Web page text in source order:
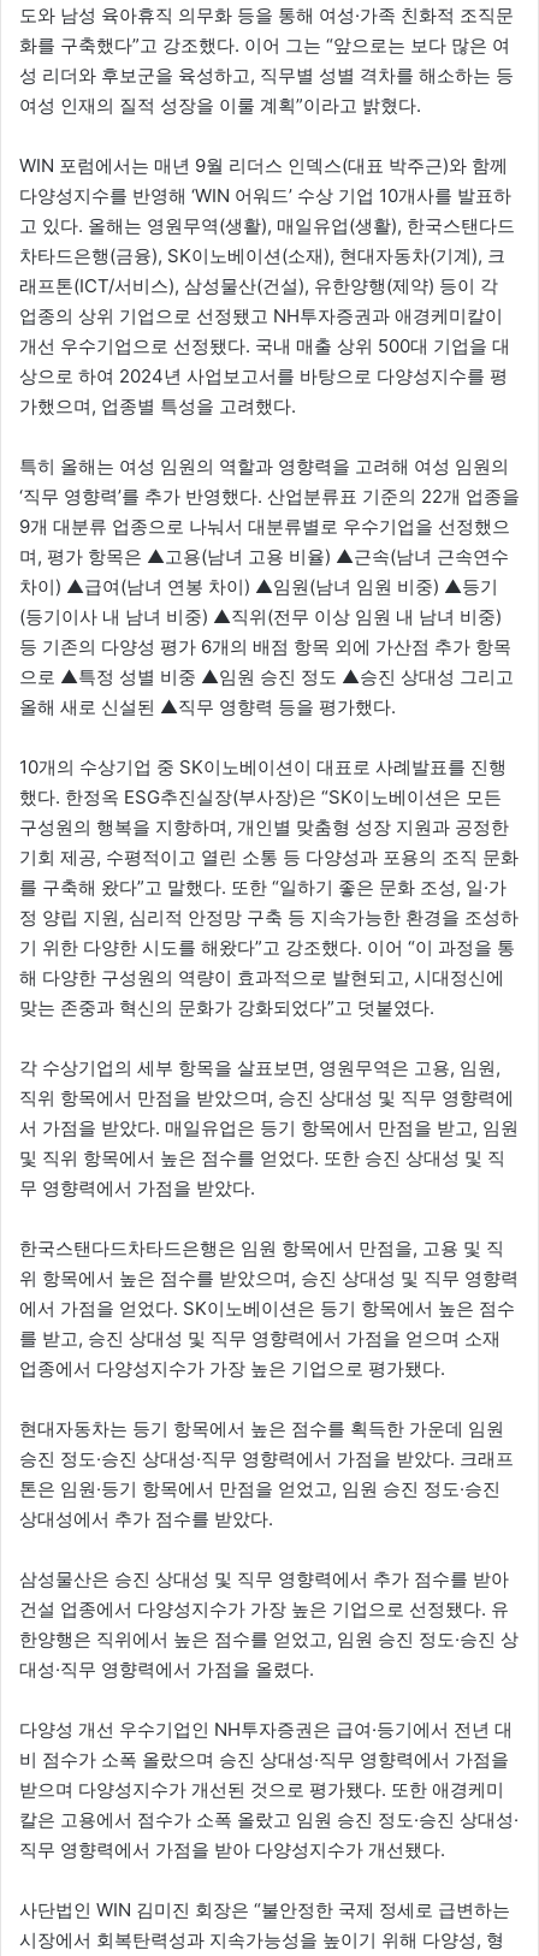
도와 남성 육아휴직 의무화 등을 통해 여성·가족 친화적 조직문
화를 구축했다”고 강조했다. 이어 그는 “앞으로는 보다 많은 여
성 리더와 후보군을 육성하고, 직무별 성별 격차를 해소하는 등
여성 인재의 질적 성장을 이룰 계획”이라고 밝혔다.
WIN 포럼에서는 매년 9월 리더스 인덱스(대표 박주근)와 함께
다양성지수를 반영해 ‘WIN 어워드’ 수상 기업 10개사를 발표하
고 있다. 올해는 영원무역(생활), 매일유업(생활), 한국스탠다드
차타드은행(금융), SK이노베이션(소재), 현대자동차(기계), 크
래프톤(ICT/서비스), 삼성물산(건설), 유한양행(제약) 등이 각
업종의 상위 기업으로 선정됐고 NH투자증권과 애경케미칼이
개선 우수기업으로 선정됐다. 국내 매출 상위 500대 기업을 대
상으로 하여 2024년 사업보고서를 바탕으로 다양성지수를 평
가했으며, 업종별 특성을 고려했다.
특히 올해는 여성 임원의 역할과 영향력을 고려해 여성 임원의
‘직무 영향력’를 추가 반영했다. 산업분류표 기준의 22개 업종을
9개 대분류 업종으로 나눠서 대분류별로 우수기업을 선정했으
며, 평가 항목은 ▲고용(남녀 고용 비율) ▲근속(남녀 근속연수
차이) ▲급여(남녀 연봉 차이) ▲임원(남녀 임원 비중) ▲등기
(등기이사 내 남녀 비중) ▲직위(전무 이상 임원 내 남녀 비중)
등 기존의 다양성 평가 6개의 배점 항목 외에 가산점 추가 항목
으로 ▲특정 성별 비중 ▲임원 승진 정도 ▲승진 상대성 그리고
올해 새로 신설된 ▲직무 영향력 등을 평가했다.
10개의 수상기업 중 SK이노베이션이 대표로 사례발표를 진행
했다. 한정옥 ESG추진실장(부사장)은 “SK이노베이션은 모든
구성원의 행복을 지향하며, 개인별 맞춤형 성장 지원과 공정한
기회 제공, 수평적이고 열린 소통 등 다양성과 포용의 조직 문화
를 구축해 왔다”고 말했다. 또한 “일하기 좋은 문화 조성, 일·가
정 양립 지원, 심리적 안정망 구축 등 지속가능한 환경을 조성하
기 위한 다양한 시도를 해왔다”고 강조했다. 이어 “이 과정을 통
해 다양한 구성원의 역량이 효과적으로 발현되고, 시대정신에
맞는 존중과 혁신의 문화가 강화되었다”고 덧붙였다.
각 수상기업의 세부 항목을 살표보면, 영원무역은 고용, 임원,
직위 항목에서 만점을 받았으며, 승진 상대성 및 직무 영향력에
서 가점을 받았다. 매일유업은 등기 항목에서 만점을 받고, 임원
및 직위 항목에서 높은 점수를 얻었다. 또한 승진 상대성 및 직
무 영향력에서 가점을 받았다.
한국스탠다드차타드은행은 임원 항목에서 만점을, 고용 및 직
위 항목에서 높은 점수를 받았으며, 승진 상대성 및 직무 영향력
에서 가점을 얻었다. SK이노베이션은 등기 항목에서 높은 점수
를 받고, 승진 상대성 및 직무 영향력에서 가점을 얻으며 소재
업종에서 다양성지수가 가장 높은 기업으로 평가됐다.
현대자동차는 등기 항목에서 높은 점수를 획득한 가운데 임원
승진 정도·승진 상대성·직무 영향력에서 가점을 받았다. 크래프
톤은 임원·등기 항목에서 만점을 얻었고, 임원 승진 정도·승진
상대성에서 추가 점수를 받았다.
삼성물산은 승진 상대성 및 직무 영향력에서 추가 점수를 받아
건설 업종에서 다양성지수가 가장 높은 기업으로 선정됐다. 유
한양행은 직위에서 높은 점수를 얻었고, 임원 승진 정도·승진 상
대성·직무 영향력에서 가점을 올렸다.
다양성 개선 우수기업인 NH투자증권은 급여·등기에서 전년 대
비 점수가 소폭 올랐으며 승진 상대성·직무 영향력에서 가점을
받으며 다양성지수가 개선된 것으로 평가됐다. 또한 애경케미
칼은 고용에서 점수가 소폭 올랐고 임원 승진 정도·승진 상대성·
직무 영향력에서 가점을 받아 다양성지수가 개선됐다.
사단법인 WIN 김미진 회장은 “불안정한 국제 정세로 급변하는
시장에서 회복탄력성과 지속가능성을 높이기 위해 다양성, 형